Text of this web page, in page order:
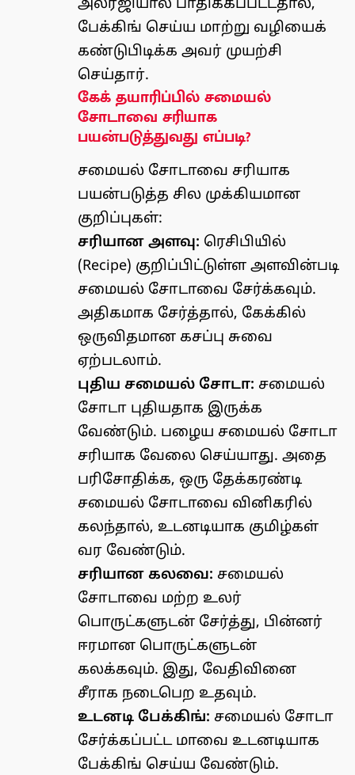
அலர்ஜியால் பாதிக்கப்பட்டதால்,
பேக்கிங் செய்ய மாற்று வழியைக்
கண்டுபிடிக்க அவர் முயற்சி
செய்தார்.
கேக் தயாரிப்பில் சமையல்
சோடாவை சரியாக
பயன்படுத்துவது எப்படி?
சமையல் சோடாவை சரியாக
பயன்படுத்த சில முக்கியமான
குறிப்புகள்:
சரியான அளவு: ரெசிபியில்
(Recipe) குறிப்பிட்டுள்ள அளவின்படி
சமையல் சோடாவை சேர்க்கவும்.
அதிகமாக சேர்த்தால், கேக்கில்
ஒருவிதமான கசப்பு சுவை
ஏற்படலாம்.
புதிய சமையல் சோடா: சமையல்
சோடா புதியதாக இருக்க
வேண்டும். பழைய சமையல் சோடா
சரியாக வேலை செய்யாது. அதை
பரிசோதிக்க, ஒரு தேக்கரண்டி
சமையல் சோடாவை வினிகரில்
கலந்தால், உடனடியாக குமிழ்கள்
வர வேண்டும்.
சரியான கலவை: சமையல்
சோடாவை மற்ற உலர்
பொருட்களுடன் சேர்த்து, பின்னர்
ஈரமான பொருட்களுடன்
கலக்கவும். இது, வேதிவினை
சீராக நடைபெற உதவும்.
உடனடி பேக்கிங்: சமையல் சோடா
சேர்க்கப்பட்ட மாவை உடனடியாக
பேக்கிங் செய்ய வேண்டும்.